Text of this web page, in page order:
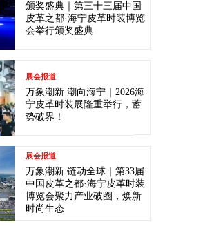
颁奖盛典｜第三十三届中国
皮革之都·海宁皮革时装博览
会举行颁奖盛典
展会报道
万象潮新 潮向海宁｜2026海
宁皮革时装展隆重举行，蓄
势破界！
展会报道
万象潮新 链动全球｜第33届
中国皮革之都·海宁皮革时装
博览会聚力产业破圈，焕新
时尚生态